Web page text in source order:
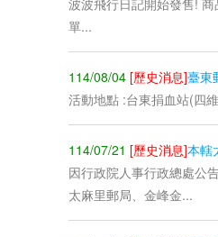
波波飛行日記開始發售!
單...
114/08/04 [歷史消息]臺東
活動地點 :台東捐血站(四
114/07/21 [歷史消息]本轄
因行政院人事行政總處公
太麻里郵局、金峰金...